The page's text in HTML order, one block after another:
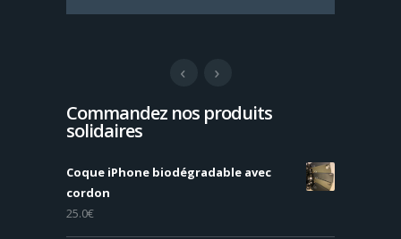
Commandez nos produits
solidaires
Coque iPhone biodégradable avec
cordon
25.0€